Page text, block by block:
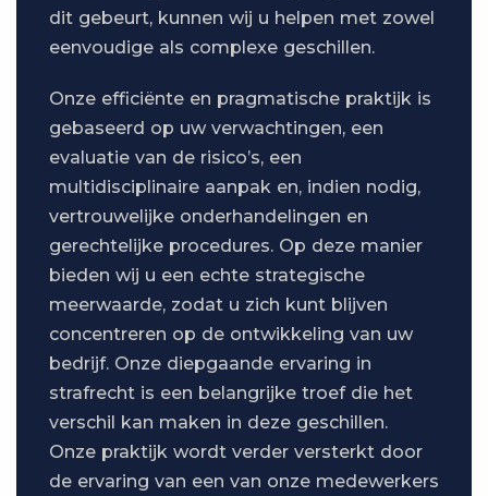
dit gebeurt, kunnen wij u helpen met zowel
eenvoudige als complexe geschillen.
Onze efficiënte en pragmatische praktijk is
gebaseerd op uw verwachtingen, een
evaluatie van de risico’s, een
multidisciplinaire aanpak en, indien nodig,
vertrouwelijke onderhandelingen en
gerechtelijke procedures. Op deze manier
bieden wij u een echte strategische
meerwaarde, zodat u zich kunt blijven
concentreren op de ontwikkeling van uw
bedrijf. Onze diepgaande ervaring in
strafrecht is een belangrijke troef die het
verschil kan maken in deze geschillen.
Onze praktijk wordt verder versterkt door
de ervaring van een van onze medewerkers